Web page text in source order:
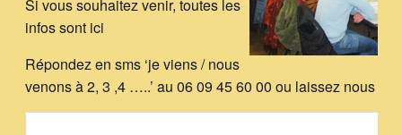
Si vous souhaitez venir, toutes les
infos sont ici
Répondez en sms ‘je viens / nous
venons à 2, 3 ,4 …..’ au 06 09 45 60 00 ou laissez nous un